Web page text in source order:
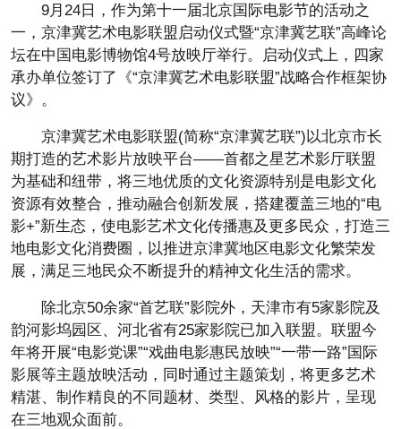
9月24日，作为第十一届北京国际电影节的活动之
一，京津冀艺术电影联盟启动仪式暨“京津冀艺联”高峰论
坛在中国电影博物馆4号放映厅举行。启动仪式上，四家
承办单位签订了《“京津冀艺术电影联盟”战略合作框架协
议》。
京津冀艺术电影联盟(简称“京津冀艺联”)以北京市长
期打造的艺术影片放映平台——首都之星艺术影厅联盟
为基础和纽带，将三地优质的文化资源特别是电影文化
资源有效整合，推动融合创新发展，搭建覆盖三地的“电
影+”新生态，使电影艺术文化传播惠及更多民众，打造三
地电影文化消费圈，以推进京津冀地区电影文化繁荣发
展，满足三地民众不断提升的精神文化生活的需求。
除北京50余家“首艺联”影院外，天津市有5家影院及
韵河影坞园区、河北省有25家影院已加入联盟。联盟今
年将开展“电影党课”“戏曲电影惠民放映”“一带一路”国际
影展等主题放映活动，同时通过主题策划，将更多艺术
精湛、制作精良的不同题材、类型、风格的影片，呈现
在三地观众面前。